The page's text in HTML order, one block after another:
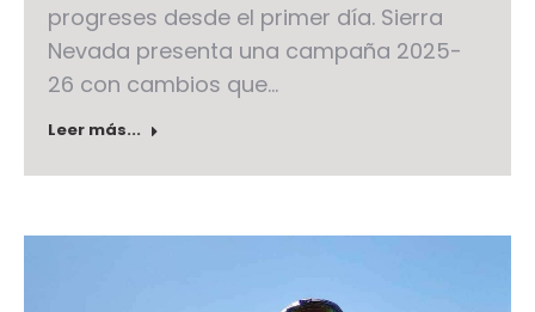
progreses desde el primer día. Sierra
Nevada presenta una campaña 2025-
26 con cambios que…
Leer más...